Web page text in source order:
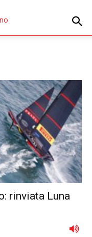
rinviata Luna